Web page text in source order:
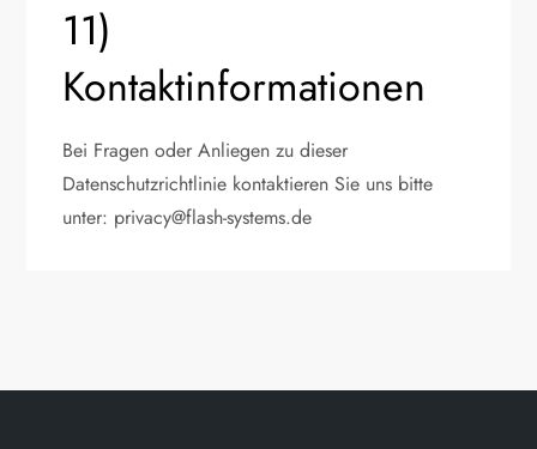
11)
Kontaktinformationen
Bei Fragen oder Anliegen zu dieser
Datenschutzrichtlinie kontaktieren Sie uns bitte
unter: privacy@flash-systems.de